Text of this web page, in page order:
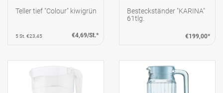
Teller tief "Colour" kiwigrün
5 St. €23,45 €4,69/St.*
Besteckständer "KARINA"
61tlg.
€199,00*